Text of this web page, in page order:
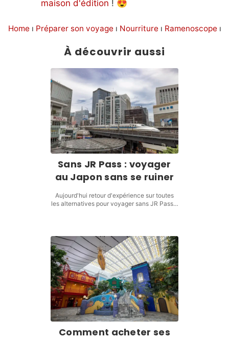
maison d'édition ! 😍
Home ı Préparer son voyage ı Nourriture ı Ramenoscope ı
À découvrir aussi
Sans JR Pass : voyager
au Japon sans se ruiner
Aujourd'hui retour d'expérience sur toutes
les alternatives pour voyager sans JR Pass…
Comment acheter ses